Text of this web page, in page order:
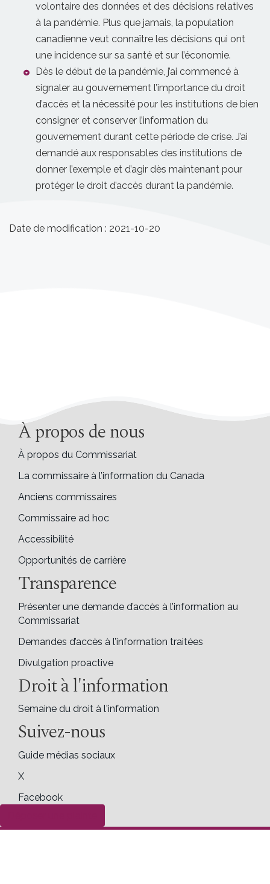
volontaire des données et des décisions relatives
à la pandémie. Plus que jamais, la population
canadienne veut connaître les décisions qui ont
une incidence sur sa santé et sur l’économie.
Dès le début de la pandémie, j’ai commencé à
signaler au gouvernement l’importance du droit
d’accès et la nécessité pour les institutions de bien
consigner et conserver l’information du
gouvernement durant cette période de crise. J’ai
demandé aux responsables des institutions de
donner l’exemple et d’agir dès maintenant pour
protéger le droit d’accès durant la pandémie.
Date de modification : 2021-10-20
À propos de nous
À propos du Commissariat
La commissaire à l’information du Canada
Anciens commissaires
Commissaire ad hoc
Accessibilité
Opportunités de carrière
Transparence
Présenter une demande d’accès à l’information au
Commissariat
Demandes d’accès à l’information traitées
Divulgation proactive
Droit à l'information
Semaine du droit à l'information
Suivez-nous
Guide médias sociaux
X
Facebook